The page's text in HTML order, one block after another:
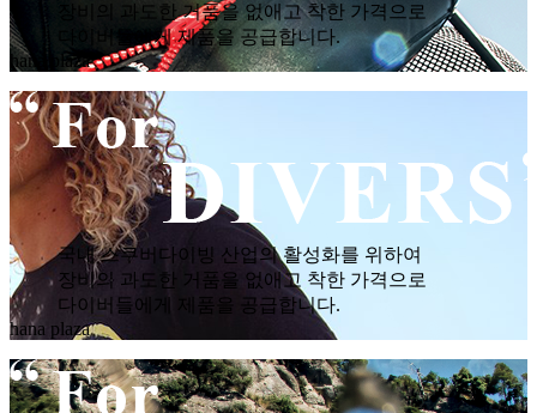
장비의 과도한 거품을 없애고 착한 가격으로
다이버들에게 제품을 공급합니다.
hana plaza
국내 스쿠버다이빙 산업의 활성화를 위하여
장비의 과도한 거품을 없애고 착한 가격으로
다이버들에게 제품을 공급합니다.
hana plaza